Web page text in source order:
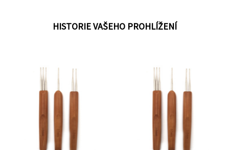
HISTORIE VAŠEHO PROHLÍŽENÍ